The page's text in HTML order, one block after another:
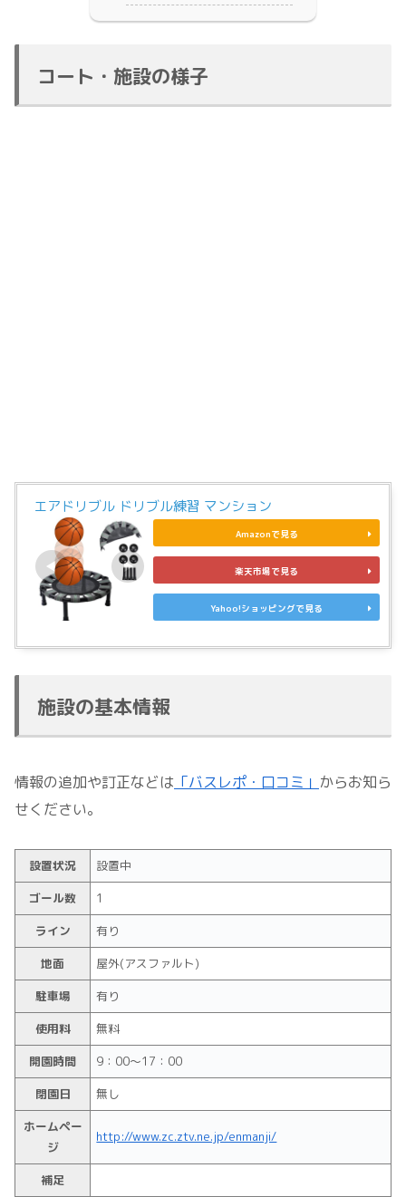
コート・施設の様子
エアドリブル ドリブル練習 マンション
Amazonで見る
楽天市場で見る
Yahoo!ショッピングで見る
施設の基本情報
情報の追加や訂正などは 「バスレポ・口コミ」 からお知ら
せください。
設置状況
設置中
ゴール数
1
ライン
有り
地面
屋外(アスファルト)
駐車場
有り
使用料
無料
開園時間
9：00～17：00
閉園日
無し
ホームペー
ジ
http://www.zc.ztv.ne.jp/enmanji/
補足